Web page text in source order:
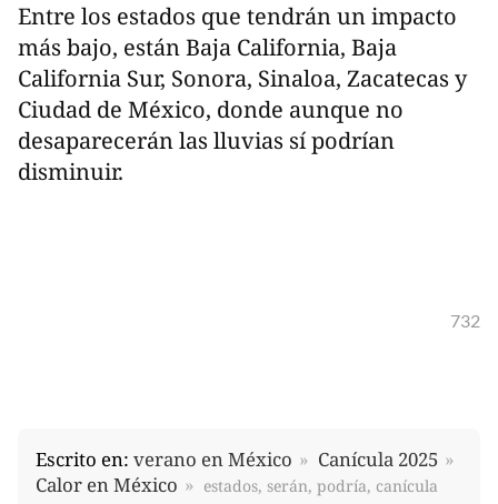
Entre los estados que tendrán un impacto
más bajo, están Baja California, Baja
California Sur, Sonora, Sinaloa, Zacatecas y
Ciudad de México, donde aunque no
desaparecerán las lluvias sí podrían
disminuir.
732
Escrito en: verano en México
Canícula 2025
Calor en México
estados, serán, podría, canícula